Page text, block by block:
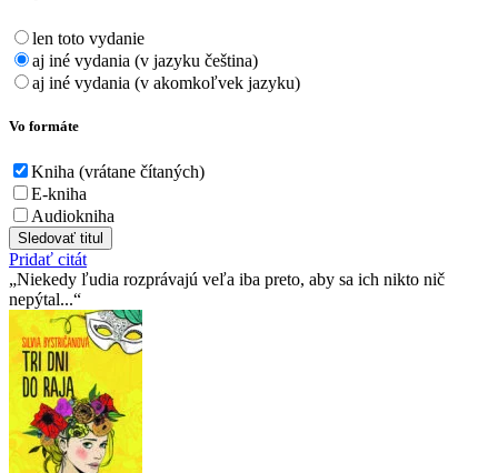
len toto vydanie
aj iné vydania (v jazyku čeština)
aj iné vydania (v akomkoľvek jazyku)
Vo formáte
Kniha (vrátane čítaných)
E-kniha
Audiokniha
Sledovať titul
Pridať citát
Niekedy ľudia rozprávajú veľa iba preto, aby sa ich nikto nič
nepýtal...